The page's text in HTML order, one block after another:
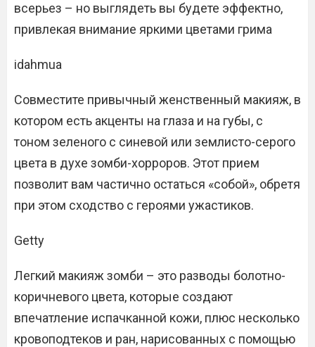
всерьез – но выглядеть вы будете эффектно,
привлекая внимание яркими цветами грима
idahmua
Совместите привычный женственный макияж, в
котором есть акценты на глаза и на губы, с
тоном зеленого с синевой или землисто-серого
цвета в духе зомби-хорроров. Этот прием
позволит вам частично остаться «собой», обретя
при этом сходство с героями ужастиков.
Getty
Легкий макияж зомби – это разводы болотно-
коричневого цвета, которые создают
впечатление испачканной кожи, плюс несколько
кровоподтеков и ран, нарисованных с помощью